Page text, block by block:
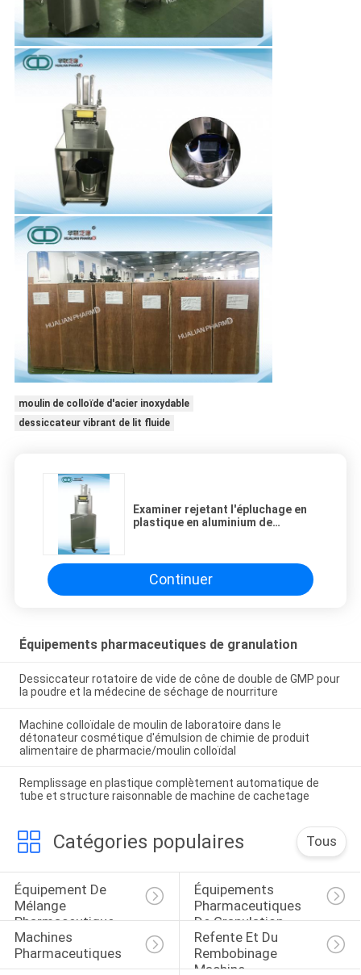
moulin de colloïde d'acier inoxydable
dessiccateur vibrant de lit fluide
Examiner rejetant l'épluchage en
plastique en aluminium de
Continuer
Équipements pharmaceutiques de granulation
Dessiccateur rotatoire de vide de cône de double de GMP pour
la poudre et la médecine de séchage de nourriture
Machine colloïdale de moulin de laboratoire dans le
détonateur cosmétique d'émulsion de chimie de produit
alimentaire de pharmacie/moulin colloïdal
Remplissage en plastique complètement automatique de
tube et structure raisonnable de machine de cachetage
Catégories populaires Tous
Équipement De
Mélange
Pharmaceutique
Équipements
Pharmaceutiques
De Granulation
Machines
Pharmaceutiques
Refente Et Du
Rembobinage
Machine